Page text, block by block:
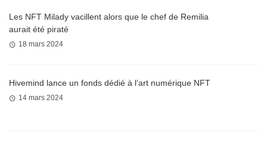
Les NFT Milady vacillent alors que le chef de Remilia
aurait été piraté
18 mars 2024
Hivemind lance un fonds dédié à l’art numérique NFT
14 mars 2024